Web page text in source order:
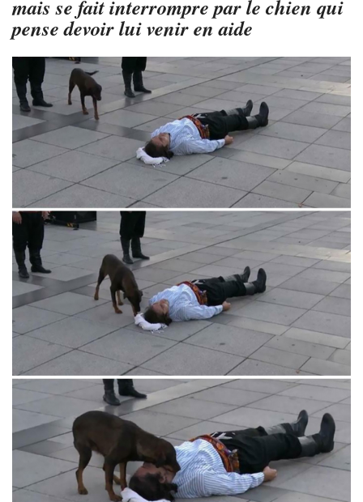
mais se fait interrompre par le chien qui
pense devoir lui venir en aide